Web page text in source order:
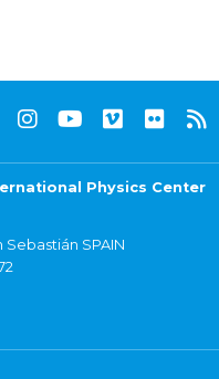
Physics Center
Sebastián SPAIN